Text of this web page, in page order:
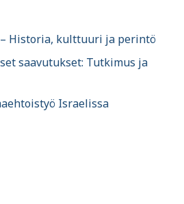
Historia, kulttuuri ja perintö
saavutukset: Tutkimus ja
Israelissa